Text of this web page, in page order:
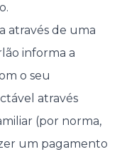
através de uma
informa a
o seu
através
(por norma,
um pagamento